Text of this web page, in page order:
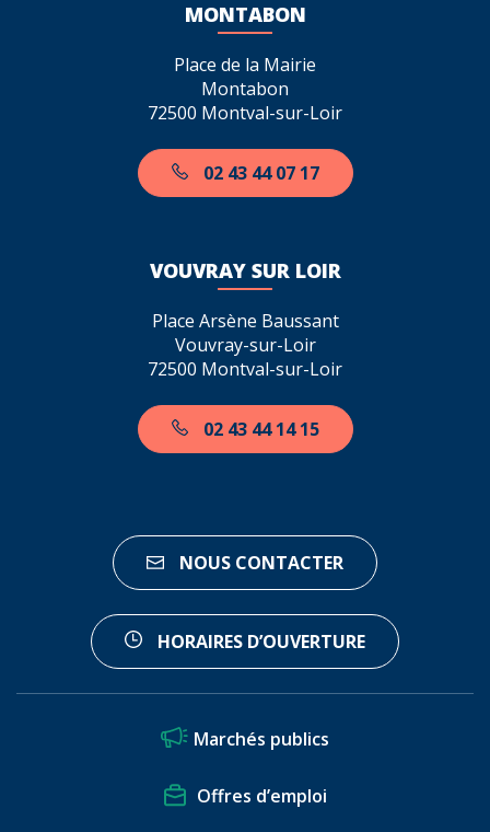
MONTABON
Place de la Mairie
Montabon
72500 Montval-sur-Loir
02 43 44 07 17
VOUVRAY SUR LOIR
Place Arsène Baussant
Vouvray-sur-Loir
72500 Montval-sur-Loir
02 43 44 14 15
NOUS CONTACTER
HORAIRES D’OUVERTURE
Marchés publics
Offres d’emploi